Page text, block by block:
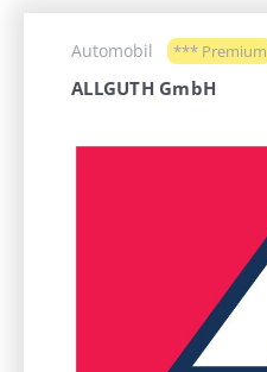
Automobil *** Premium
ALLGUTH GmbH